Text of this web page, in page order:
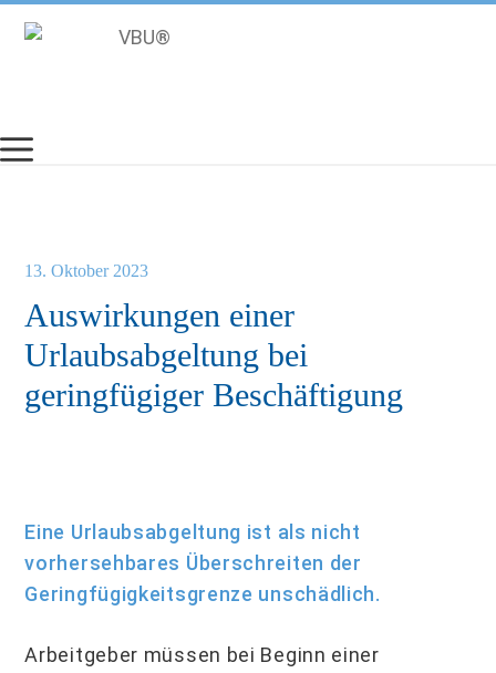
Inhalt
Auswirkungen einer
Urlaubsabgeltung bei
geringfügiger Beschäftigung
13. Oktober 2023
Eine Urlaubsabgeltung ist als nicht
vorhersehbares Überschreiten der
Geringfügigkeitsgrenze unschädlich.
Arbeitgeber müssen bei Beginn einer